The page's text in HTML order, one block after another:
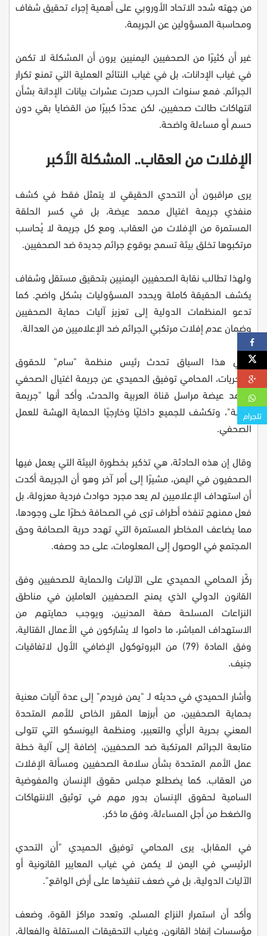
من جهته شدد الاتحاد الأوروبي على أهمية إجراء تحقيق شفاف
ومحاسبة المسؤولين عن الجريمة.
غير أن كثيرًا من الصحفيين اليمنيين يرون أن المشكلة لا تكمن
في غياب الإدانات، بل في غياب النتائج العملية التي تمنع تكرار
الجرائم. فمع سنوات الحرب صدرت عشرات بيانات الإدانة بشأن
انتهاكات طالت صحفيين، لكن عددًا كبيرًا من القضايا بقي دون
حسم أو مساءلة واضحة.
الإفلات من العقاب.. المشكلة الأكبر
يرى مراقبون أن التحدي الحقيقي لا يتمثل فقط في كشف
منفذي جريمة اغتيال محمد عيضة، بل في كسر الحلقة
المستمرة من الإفلات من العقاب. ومع كل جريمة لا يُحاسب
مرتكبوها تخلق بيئة تسمح بوقوع جرائم جديدة ضد الصحفيين.
ولهذا تطالب نقابة الصحفيين اليمنيين بتحقيق مستقل وشفاف
يكشف الحقيقة كاملة ويحدد المسؤوليات بشكل واضح. كما
تدعو المنظمات الدولية إلى تعزيز آليات حماية الصحفيين
وضمان عدم إفلات مرتكبي الجرائم ضد الإعلاميين من العدالة.
وفي هذا السياق تحدث رئيس منظمة "سام" للحقوق
والحريات، المحامي توفيق الحميدي عن جريمة اغتيال الصحفي
محمد عيضة مراسل قناة العربية والحدث، وأكد أنها "جريمة
مدانة"، وتكشف للجميع داخليًا وخارجيًا الحماية الهشة للعمل
الصحفي.
وقال إن هذه الحادثة، هي تذكير بخطورة البيئة التي يعمل فيها
الصحفيون في اليمن، مشيرًا إلى أمر آخر وهو أن الجريمة أكدت
أن استهداف الإعلاميين لم يعد مجرد حوادث فردية معزولة، بل
فعل ممنهج تنفذه أطراف ترى في الصحافة خطرًا على وجودها،
مما يضاعف المخاطر المستمرة التي تهدد حرية الصحافة وحق
المجتمع في الوصول إلى المعلومات، على حد وصفه.
ركّز المحامي الحميدي على الآليات والحماية للصحفيين وفق
القانون الدولي الذي يمنح الصحفيين العاملين في مناطق
النزاعات المسلحة صفة المدنيين، ويوجب حمايتهم من
الاستهداف المباشر، ما داموا لا يشاركون في الأعمال القتالية،
وفق المادة (79) من البروتوكول الإضافي الأول لاتفاقيات
جنيف.
وأشار الحميدي في حديثه لـ "يمن فريدم" إلى عدة آليات معنية
بحماية الصحفيين، من أبرزها المقرر الخاص للأمم المتحدة
المعني بحرية الرأي والتعبير، ومنظمة اليونسكو التي تتولى
متابعة الجرائم المرتكبة ضد الصحفيين، إضافة إلى آلية خطة
عمل الأمم المتحدة بشأن سلامة الصحفيين ومسألة الإفلات
من العقاب. كما يضطلع مجلس حقوق الإنسان والمفوضية
السامية لحقوق الإنسان بدور مهم في توثيق الانتهاكات
والضغط من أجل المساءلة، وفق ما ذكر.
في المقابل، يرى المحامي توفيق الحميدي "أن التحدي
الرئيسي في اليمن لا يكمن في غياب المعايير القانونية أو
الآليات الدولية، بل في ضعف تنفيذها على أرض الواقع".
وأكد أن استمرار النزاع المسلح، وتعدد مراكز القوة، وضعف
مؤسسات إنفاذ القانون، وغياب التحقيقات المستقلة والفعالة،
تلجرام